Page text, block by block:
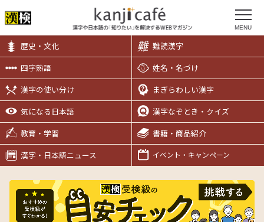
MENU
歴史・文化 難読漢字
四字熟語 姓名・名づけ
漢字の使い分け まぎらわしい漢字
気になる日本語 漢字なぞとき・クイズ
教育・学習 書籍・商品紹介
漢字・日本語ニュース イベント・キャンペーン